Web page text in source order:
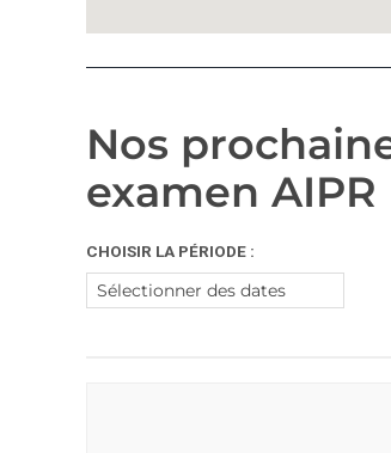
Nos
examen AIPR
CHOISIR LA PÉRIODE :